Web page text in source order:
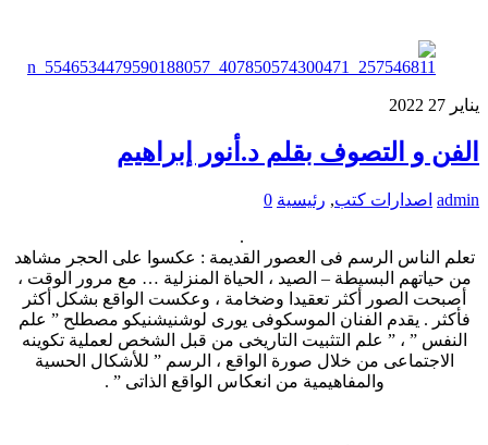
يناير 27
2022
الفن و التصوف بقلم د.أنور إبراهيم
admin اصدارات كتب, رئيسية 0
.
تعلم الناس الرسم فى العصور القديمة : عكسوا على الحجر مشاهد
من حياتهم البسيطة – الصيد ، الحياة المنزلية … مع مرور الوقت ،
أصبحت الصور أكثر تعقيدا وضخامة ، وعكست الواقع بشكل أكثر
فأكثر . يقدم الفنان الموسكوفى يورى لوشنيشنيكو مصطلح ” علم
النفس ” ، ” علم التثبيت التاريخى من قبل الشخص لعملية تكوينه
الاجتماعى من خلال صورة الواقع ، الرسم ” للأشكال الحسية
والمفاهيمية من انعكاس الواقع الذاتى ” .